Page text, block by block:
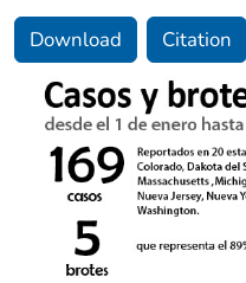
Download Citation